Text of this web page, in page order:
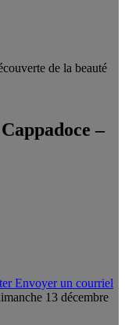
de la beauté
–
Envoyer un courriel
13 décembre